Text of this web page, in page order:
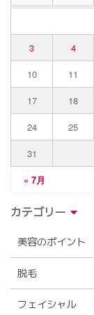
« 7月
3
4
10
11
17
18
24
25
31
カテゴリー
美容のポイント
脱毛
フェイシャル